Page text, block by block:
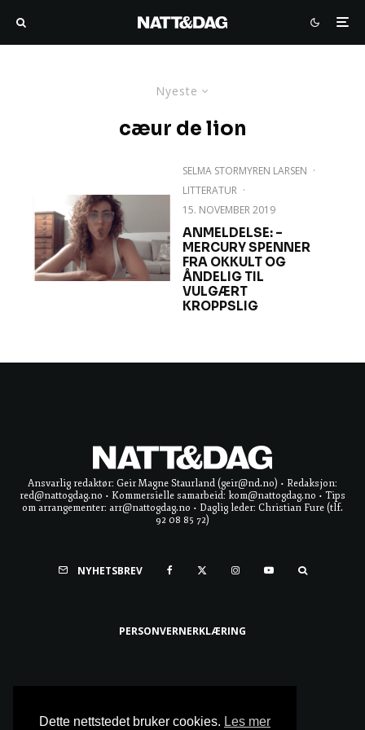
Nyeste
cæur de lion
SELMA STORMYREN LARSEN ·
LITTERATUR ·
15. NOVEMBER 2019
ANMELDELSE: –
MERCURY SPENNER
FRA OKKULT OG
ÅNDELIG TIL
VULGÆRT
KROPPSLIG
Ansvarlig redaktør: Geir Magne Staurland (geir@nd.no) • Redaksjon:
red@nattogdag.no • Kommersielle samarbeid: kom@nattogdag.no • Tips
om arrangementer: arr@nattogdag.no • Daglig leder: Christian Fure (tlf.
92 08 85 72)
NYHETSBREV
PERSONVERNERKLÆRING
Dette nettstedet bruker cookies. Les mer